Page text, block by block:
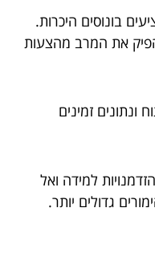
בונוסים היכרות.
את המרב מהצעות
זמינים
למידה ואל
גדולים יותר.